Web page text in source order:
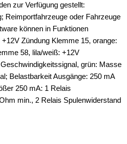
zur Verfügung gestellt:
Reimportfahrzeuge oder Fahrzeuge
können in Funktionen
Zündung Klemme 15, orange:
58, lila/weiß: +12V
grün: Masse
Belastbarkeit Ausgänge: 250 mA
250 mA: 1 Relais
min., 2 Relais Spulenwiderstand